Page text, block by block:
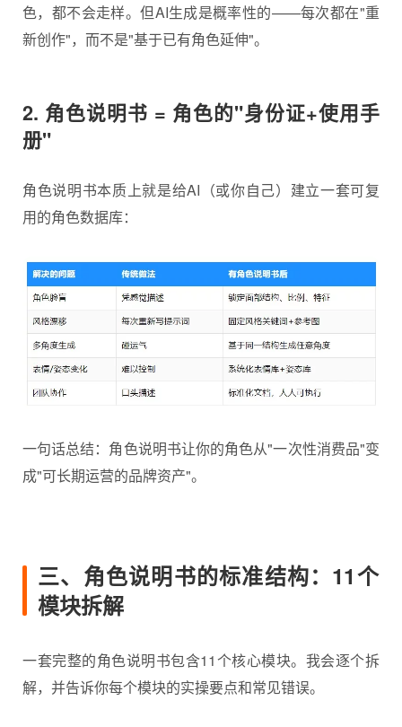
色，都不会走样。但AI生成是概率性的——每次都在"重
新创作"，而不是"基于已有角色延伸"。
2. 角色说明书 = 角色的"身份证+使用手
册"
角色说明书本质上就是给AI（或你自己）建立一套可复
用的角色数据库：
一句话总结：角色说明书让你的角色从"一次性消费品"变
成"可长期运营的品牌资产"。
三、角色说明书的标准结构：11个
模块拆解
一套完整的角色说明书包含11个核心模块。我会逐个拆
解，并告诉你每个模块的实操要点和常见错误。